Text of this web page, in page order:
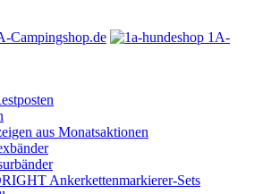
Campingshop.de
1A-
aus Monatsaktionen
Ankerkettenmarkierer-Sets